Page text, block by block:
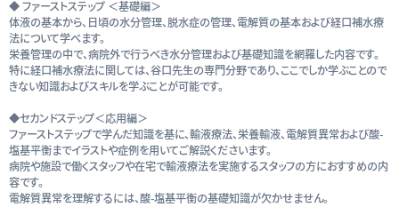
◆ ファーストステップ ＜基礎編＞
体液の基本から、日頃の水分管理、脱水症の管理、電解質の基本および経口補水療
法について学べます。
栄養管理の中で、病院外で行うべき水分管理および基礎知識を網羅した内容です。
特に経口補水療法に関しては、谷口先生の専門分野であり、ここでしか学ぶことので
きない知識およびスキルを学ぶことが可能です。
◆セカンドステップ＜応用編＞
ファーストステップで学んだ知識を基に、輸液療法、栄養輸液、電解質異常および酸-
塩基平衡までイラストや症例を用いてご解説くださいます。
病院や施設で働くスタッフや在宅で輸液療法を実施するスタッフの方におすすめの内
容です。
電解質異常を理解するには、酸-塩基平衡の基礎知識が欠かせません。